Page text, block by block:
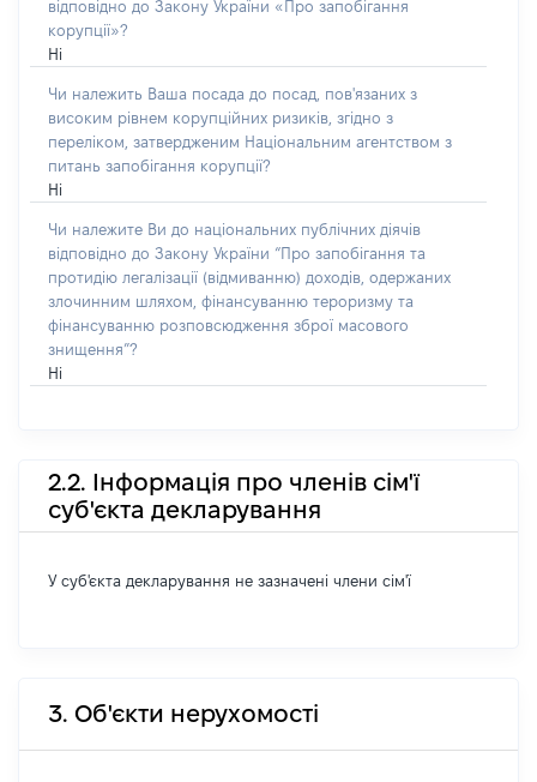
відповідно до Закону України «Про запобігання
корупції»?
Ні
Чи належить Ваша посада до посад, пов'язаних з
високим рівнем корупційних ризиків, згідно з
переліком, затвердженим Національним агентством з
питань запобігання корупції?
Ні
Чи належите Ви до національних публічних діячів
відповідно до Закону України “Про запобігання та
протидію легалізації (відмиванню) доходів, одержаних
злочинним шляхом, фінансуванню тероризму та
фінансуванню розповсюдження зброї масового
знищення”?
Ні
2.2. Інформація про членів сім'ї
суб'єкта декларування
У суб'єкта декларування не зазначені члени сім'ї
3. Об'єкти нерухомості